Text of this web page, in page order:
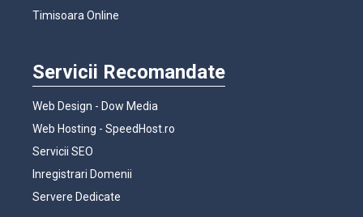
Timisoara Online
Servicii Recomandate
Web Design - Dow Media
Web Hosting - SpeedHost.ro
Servicii SEO
Inregistrari Domenii
Servere Dedicate